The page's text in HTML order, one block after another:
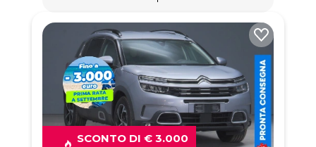
SCONTO DI € 3.000